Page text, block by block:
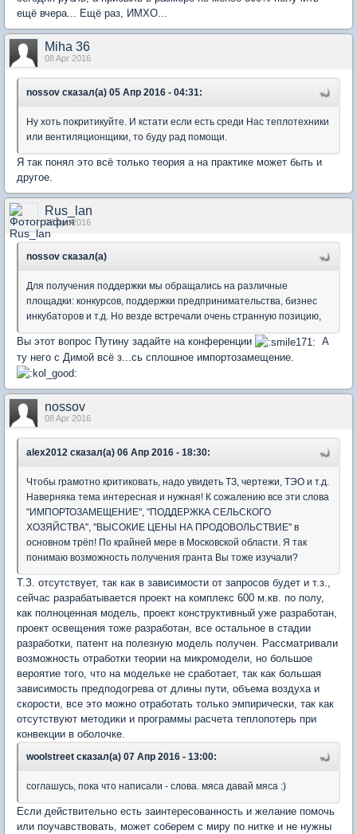
ещё вчера... Ещё раз, ИМХО...
Miha 36
08 Apr 2016
nossov сказал(а) 05 Апр 2016 - 04:31:
Ну хоть покритикуйте. И кстати если есть среди Нас теплотехники
или вентиляционщики, то буду рад помощи.
Я так понял это всё только теория а на практике может быть и
другое.
Rus_lan
08 Apr 2016
nossov сказал(а)
Для получения поддержки мы обращались на различные
площадки: конкурсов, поддержки предпринимательства, бизнес
инкубаторов и т.д. Но везде встречали очень странную позицию,
Вы этот вопрос Путину задайте на конференции
А
ту него с Димой всё з...сь сплошное импортозамещение.
nossov
08 Apr 2016
alex2012 сказал(а) 06 Апр 2016 - 18:30:
Чтобы грамотно критиковать, надо увидеть ТЗ, чертежи, ТЭО и т.д.
Наверняка тема интересная и нужная! К сожалению все эти слова
"ИМПОРТОЗАМЕЩЕНИЕ", "ПОДДЕРЖКА СЕЛЬСКОГО
ХОЗЯЙСТВА", "ВЫСОКИЕ ЦЕНЫ НА ПРОДОВОЛЬСТВИЕ" в
основном трёп! По крайней мере в Московской области. Я так
понимаю возможность получения гранта Вы тоже изучали?
Т.З. отсутствует, так как в зависимости от запросов будет и т.з.,
сейчас разрабатывается проект на комплекс 600 м.кв. по полу,
как полноценная модель, проект конструктивный уже разработан,
проект освещения тоже разработан, все остальное в стадии
разработки, патент на полезную модель получен. Рассматривали
возможность отработки теории на микромодели, но большое
вероятие того, что на модельке не сработает, так как большая
зависимость предподогрева от длины пути, объема воздуха и
скорости, все это можно отработать только эмпирически, так как
отсутствуют методики и программы расчета теплопотерь при
конвекции в оболочке.
woolstreet сказал(а) 07 Апр 2016 - 13:00:
соглашусь, пока что написали - слова. мяса давай мяса :)
Если действительно есть заинтересованность и желание помочь
или поучавствовать, может соберем с миру по нитке и не нужны